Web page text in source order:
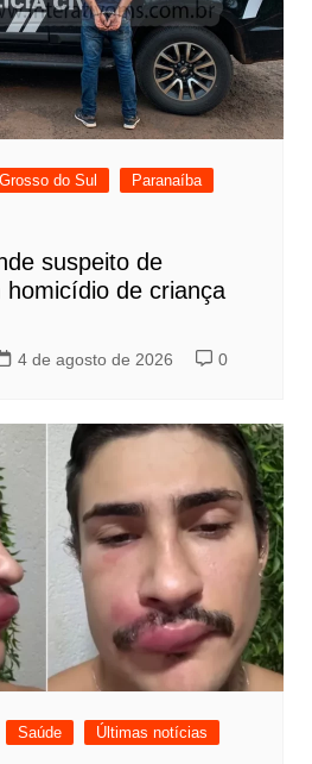
do Sul
Paranaíba
suspeito de
homicídio de criança
4 de agosto de 2026 0
Saúde Últimas notícias